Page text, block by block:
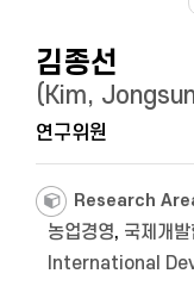
김종선
(Kim,
연구위원
Research
농업경영, 국제개발
International